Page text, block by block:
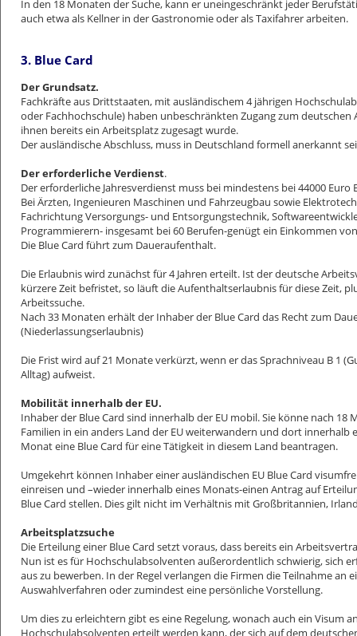
In den 18 Monaten der Suche, kann er uneingeschränkt jeder
auch etwa als Kellner in der Gastronomie oder als Taxifahrer arbeiten.
3. Blue Card
Der Grundsatz.
Fachkräfte aus Drittstaaten, mit ausländischem 4 jährigen
oder Fachhochschule) haben unbeschränkten Zugang zum
ihnen bereits ein Arbeitsplatz zugesagt wurde.
Der ausländische Abschluss, muss in Deutschland formell anerkannt
Der erforderliche Verdienst.
Der erforderliche Jahresverdienst muss bei mindestens bei 44000 Euro
Bei Ärzten, Ingenieuren Maschinen und Fahrzeugbau sowie
Fachrichtung Versorgungs- und Entsorgungstechnik,
Programmierern- insgesamt bei 60 Berufen-genügt ein Einkommen
Die Blue Card führt zum Daueraufenthalt.
Die Erlaubnis wird zunächst für 4 Jahren erteilt. Ist der deutsche
kürzere Zeit befristet, so läuft die Aufenthaltserlaubnis für diese Zeit,
Arbeitssuche.
Nach 33 Monaten erhält der Inhaber der Blue Card das Recht zum
(Niederlassungserlaubnis)
Die Frist wird auf 21 Monate verkürzt, wenn er das Sprachniveau B 1
Alltag) aufweist.
Mobilität innerhalb der EU.
Inhaber der Blue Card sind innerhalb der EU mobil. Sie könne nach 18
Familien in ein anders Land der EU weiterwandern und dort innerhalb
Monat eine Blue Card für eine Tätigkeit in diesem Land beantragen.
Umgekehrt können Inhaber einer ausländischen EU Blue Card
einreisen und –wieder innerhalb eines Monats-einen Antrag auf
Blue Card stellen. Dies gilt nicht im Verhältnis mit Großbritannien,
Arbeitsplatzsuche
Die Erteilung einer Blue Card setzt voraus, dass bereits ein
Nun ist es für Hochschulabsolventen außerordentlich schwierig, sich
aus zu bewerben. In der Regel verlangen die Firmen die Teilnahme an
Auswahlverfahren oder zumindest eine persönliche Vorstellung.
Um dies zu erleichtern gibt es eine Regelung, wonach auch ein Visum
Hochschulabsolventen erteilt werden kann, der sich auf dem